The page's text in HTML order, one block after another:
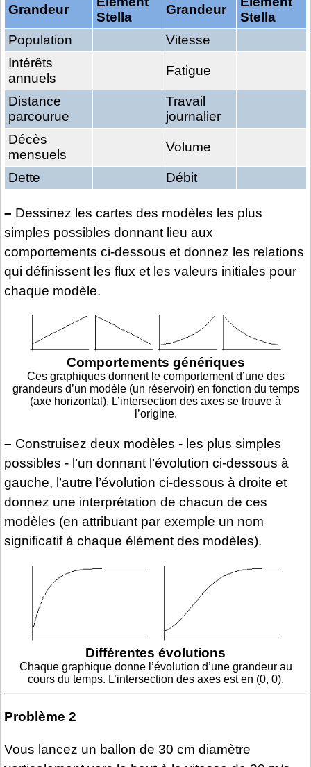
Grandeur
Stella
Grandeur
Stella
Population
Vitesse
Intérêts
annuels
Fatigue
Distance
parcourue
Travail
journalier
Décès
mensuels
Volume
Dette Débit
– Dessinez les cartes des modèles les plus
simples possibles donnant lieu aux
comportements ci-dessous et donnez les relations
qui définissent les flux et les valeurs initiales pour
chaque modèle.
Comportements génériques
Ces graphiques donnent le comportement d’une des
grandeurs d’un modèle (un réservoir) en fonction du temps
(axe horizontal). L’intersection des axes se trouve à
l’origine.
– Construisez deux modèles - les plus simples
possibles - l’un donnant l’évolution ci-dessous à
gauche, l’autre l’évolution ci-dessous à droite et
donnez une interprétation de chacun de ces
modèles (en attribuant par exemple un nom
significatif à chaque élément des modèles).
Différentes évolutions
Chaque graphique donne l’évolution d’une grandeur au
cours du temps. L’intersection des axes est en (0, 0).
Problème 2
Vous lancez un ballon de 30 cm diamètre